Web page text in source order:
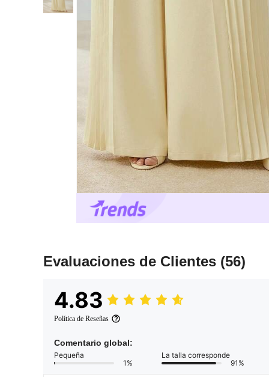
Evaluaciones de Clientes (56)
4.83
Política de Reseñas
Comentario global:
Pequeña
1%
La talla corresponde
91%